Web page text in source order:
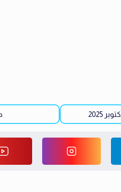
2025